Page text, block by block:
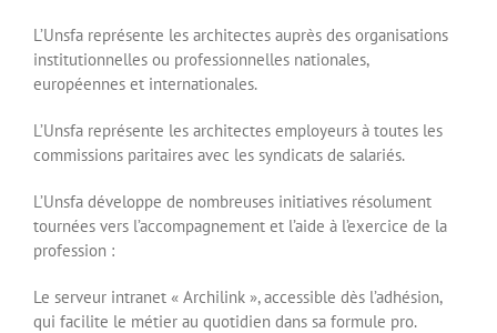
L’Unsfa représente les architectes auprès des organisations
institutionnelles ou professionnelles nationales,
européennes et internationales.
L’Unsfa représente les architectes employeurs à toutes les
commissions paritaires avec les syndicats de salariés.
L’Unsfa développe de nombreuses initiatives résolument
tournées vers l’accompagnement et l’aide à l’exercice de la
profession :
Le serveur intranet « Archilink », accessible dès l’adhésion,
qui facilite le métier au quotidien dans sa formule pro.